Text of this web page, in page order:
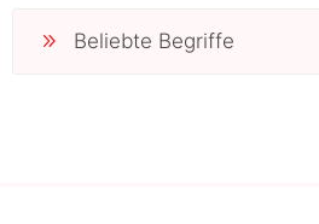
Beliebte Begriffe